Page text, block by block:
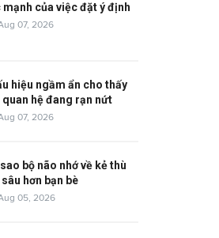
mạnh của việc đặt ý định
07, 2026
hiệu ngầm ẩn cho thấy
quan hệ đang rạn nứt
07, 2026
bộ não nhớ về kẻ thù
sâu hơn bạn bè
05, 2026